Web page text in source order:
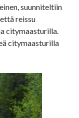
suunniteltiin
reissu
citymaasturilla.
citymaasturilla